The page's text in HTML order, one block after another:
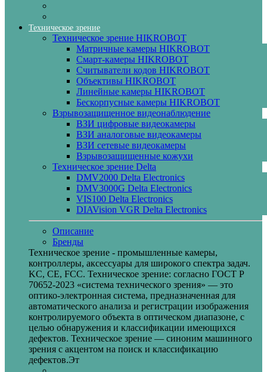
Техническое зрение
Техническое зрение HIKROBOT
Матричные камеры HIKROBOT
Смарт-камеры HIKROBOT
Считыватели кодов HIKROBOT
Объективы HIKROBOT
Линейные камеры HIKROBOT
Бескорпусные камеры HIKROBOT
Взрывозащищенное видеонаблюдение
ВЗИ цифровые видеокамеры
ВЗИ аналоговые видеокамеры
ВЗИ сетевые видеокамеры
Взрывозащищенные кожухи
Техническое зрение Delta
DMV2000 Delta Electronics
DMV3000G Delta Electronics
VIS100 Delta Electronics
DIAVision VGR Delta Electronics
Описание
Бренды
Техническое зрение - промышленные камеры,
контроллеры, аксессуары для широкого спектра задач.
KC, CE, FCC. Техническое зрение: согласно ГОСТ Р
70652-2023 «система технического зрения» — это
оптико-электронная система, предназначенная для
автоматического анализа и регистрации изображения
контролируемого объекта в оптическом диапазоне, с
целью обнаружения и классификации имеющихся
дефектов. Техническое зрение — синоним машинного
зрения с акцентом на поиск и классификацию
дефектов.Эт